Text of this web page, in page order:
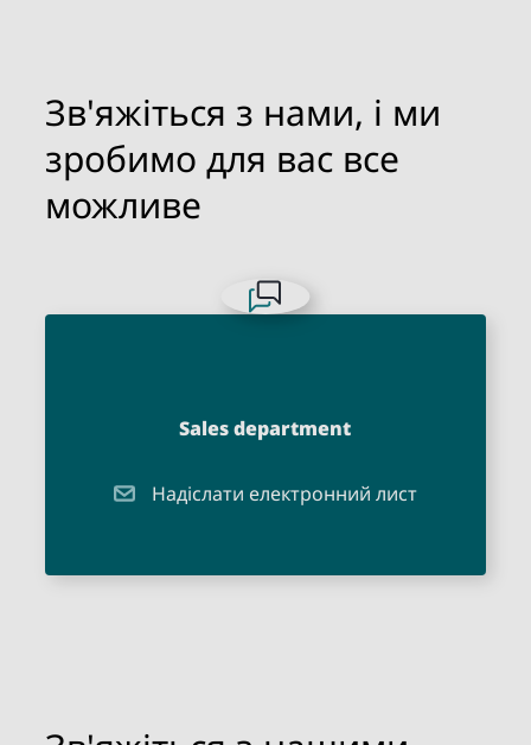
Зв'яжіться з нами, і ми
зробимо для вас все
можливе
Sales department
Надіслати електронний лист